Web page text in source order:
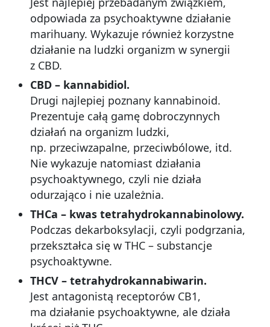
odpowiada za psychoaktywne działanie
marihuany. Wykazuje również korzystne
działanie na ludzki organizm w synergii
z CBD.
CBD – kannabidiol.
Drugi najlepiej poznany kannabinoid.
Prezentuje całą gamę dobroczynnych
działań na organizm ludzki,
np. przeciwzapalne, przeciwbólowe, itd.
Nie wykazuje natomiast działania
psychoaktywnego, czyli nie działa
odurzająco i nie uzależnia.
THCa – kwas tetrahydrokannabinolowy.
Podczas dekarboksylacji, czyli podgrzania,
przekształca się w THC – substancje
psychoaktywne.
THCV – tetrahydrokannabiwarin.
Jest antagonistą receptorów CB1,
ma działanie psychoaktywne, ale działa